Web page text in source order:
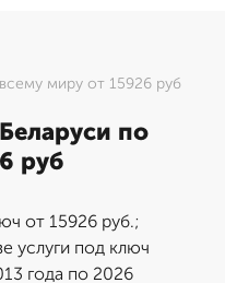
миру от 15926 руб
по
руб
от 15926 руб.;
услуги под ключ
года по 2026